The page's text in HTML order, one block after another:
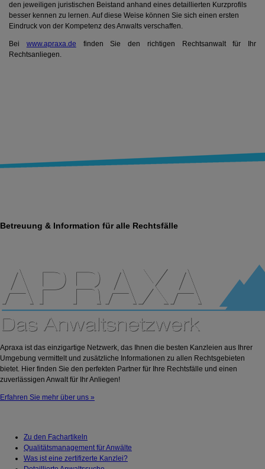
den jeweiligen juristischen Beistand anhand eines detaillierten Kurzprofils
besser kennen zu lernen. Auf diese Weise können Sie sich einen ersten
Eindruck von der Kompetenz des Anwalts verschaffen.
Bei www.apraxa.de finden Sie den richtigen Rechtsanwalt für Ihr
Rechtsanliegen.
Betreuung & Information für alle Rechtsfälle
Apraxa ist das einzigartige Netzwerk, das Ihnen die besten Kanzleien aus Ihrer
Umgebung vermittelt und zusätzliche Informationen zu allen Rechtsgebieten
bietet. Hier finden Sie den perfekten Partner für Ihre Rechtsfälle und einen
zuverlässigen Anwalt für Ihr Anliegen!
Erfahren Sie mehr über uns »
Zu den Fachartikeln
Qualitätsmanagement für Anwälte
Was ist eine zertifizerte Kanzlei?